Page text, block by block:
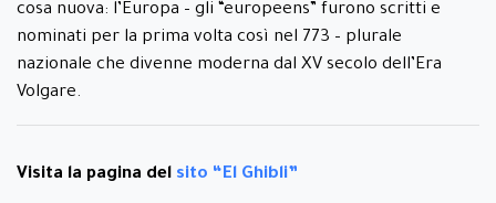
cosa nuova: l’Europa – gli “europeens” furono scritti e
nominati per la prima volta così nel 773 – plurale
nazionale che divenne moderna dal XV secolo dell’Era
Volgare.
Visita la pagina del sito “El Ghibli”